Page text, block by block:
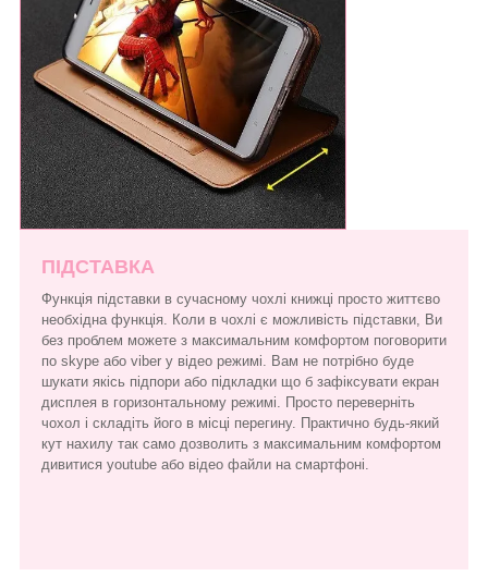
ПІДСТАВКА
Функція підставки в сучасному чохлі книжці просто життєво
необхідна функція. Коли в чохлі є можливість підставки, Ви
без проблем можете з максимальним комфортом поговорити
по skype або viber у відео режимі. Вам не потрібно буде
шукати якісь підпори або підкладки що б зафіксувати екран
дисплея в горизонтальному режимі. Просто переверніть
чохол і складіть його в місці перегину. Практично будь-який
кут нахилу так само дозволить з максимальним комфортом
дивитися youtube або відео файли на смартфоні.